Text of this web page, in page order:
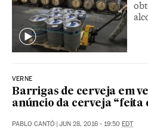
VERNE
Barrigas de cerveja em
anúncio da cerveja “feita
PABLO CANTÓ | JUN 28, 2016 - 19:50 EDT